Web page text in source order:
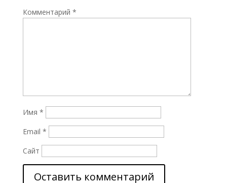
Комментарий *
Имя *
Email *
Сайт